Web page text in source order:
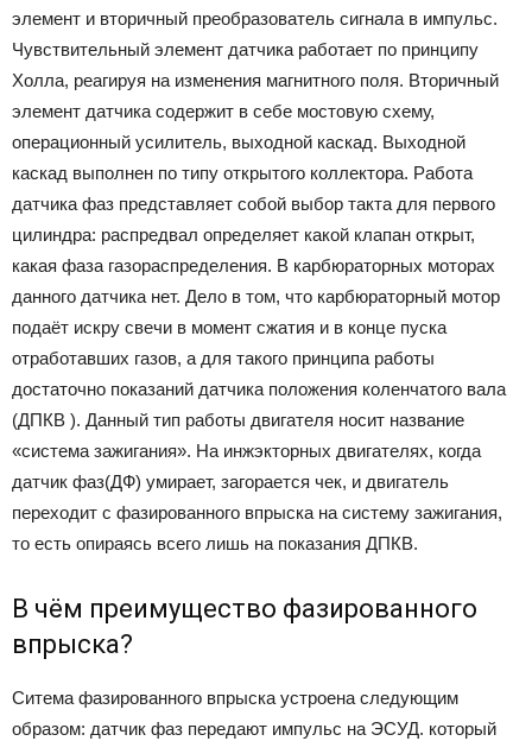
элемент и вторичный преобразователь сигнала в импульс.
Чувствительный элемент датчика работает по принципу
Холла, реагируя на изменения магнитного поля. Вторичный
элемент датчика содержит в себе мостовую схему,
операционный усилитель, выходной каскад. Выходной
каскад выполнен по типу открытого коллектора. Работа
датчика фаз представляет собой выбор такта для первого
цилиндра: распредвал определяет какой клапан открыт,
какая фаза газораспределения. В карбюраторных моторах
данного датчика нет. Дело в том, что карбюраторный мотор
подаёт искру свечи в момент сжатия и в конце пуска
отработавших газов, а для такого принципа работы
достаточно показаний датчика положения коленчатого вала
(ДПКВ ). Данный тип работы двигателя носит название
«система зажигания». На инжэкторных двигателях, когда
датчик фаз(ДФ) умирает, загорается чек, и двигатель
переходит с фазированного впрыска на систему зажигания,
то есть опираясь всего лишь на показания ДПКВ.
В чём преимущество фазированного
впрыска?
Ситема фазированного впрыска устроена следующим
образом: датчик фаз передают импульс на ЭСУД. который